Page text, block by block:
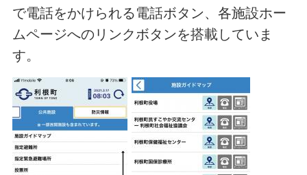
で電話をかけられる電話ボタン、各施設ホー
ムページへのリンクボタンを搭載していま
す。